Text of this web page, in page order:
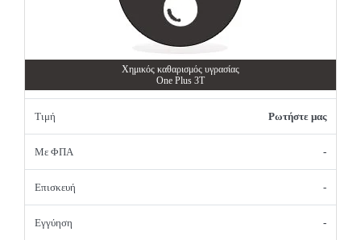
Χημικός καθαρισμός υγρασίας
One Plus 3T
Τιμή Ρωτήστε μας
Με ΦΠΑ -
Επισκευή -
Εγγύηση -